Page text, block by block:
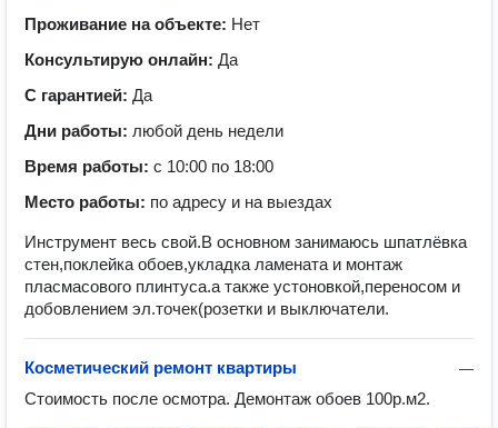
Проживание на объекте: Нет
Консультирую онлайн: Да
С гарантией: Да
Дни работы: любой день недели
Время работы: с 10:00 по 18:00
Место работы: по адресу и на выездах
Инструмент весь свой.В основном занимаюсь шпатлёвка
стен,поклейка обоев,укладка ламената и монтаж
пласмасового плинтуса.а также устоновкой,переносом и
добовлением эл.точек(розетки и выключатели.
—
Косметический ремонт квартиры
Стоимость после осмотра. Демонтаж обоев 100р.м2.